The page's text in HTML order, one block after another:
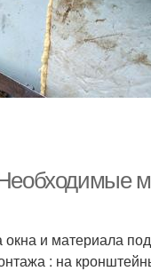
Необходимые
и материала
: на